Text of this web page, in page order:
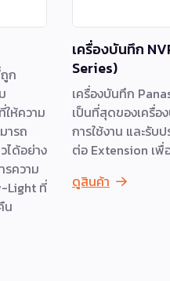
ก
ห้ความ
ารถ
ได้อย่าง
รความ
Light ที่
น
เครื่องบันทึก
Series)
เครื่องบันทึก
เป็นที่สุดของเครื่
การใช้งาน และรับ
ต่อ Extension เพื่
ดูสินค้า